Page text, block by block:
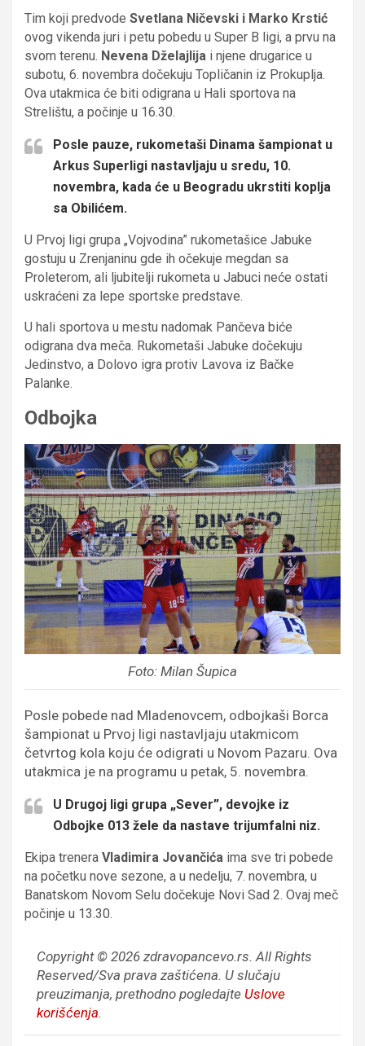
Tim koji predvode Svetlana Ničevski i Marko Krstić
ovog vikenda juri i petu pobedu u Super B ligi, a prvu na
svom terenu. Nevena Dželajlija i njene drugarice u
subotu, 6. novembra dočekuju Topličanin iz Prokuplja.
Ova utakmica će biti odigrana u Hali sportova na
Strelištu, a počinje u 16.30.
Posle pauze, rukometaši Dinama šampionat u
Arkus Superligi nastavljaju u sredu, 10.
novembra, kada će u Beogradu ukrstiti koplja
sa Obilićem.
U Prvoj ligi grupa „Vojvodina” rukometašice Jabuke
gostuju u Zrenjaninu gde ih očekuje megdan sa
Proleterom, ali ljubitelji rukometa u Jabuci neće ostati
uskraćeni za lepe sportske predstave.
U hali sportova u mestu nadomak Pančeva biće
odigrana dva meča. Rukometaši Jabuke dočekuju
Jedinstvo, a Dolovo igra protiv Lavova iz Bačke
Palanke.
Odbojka
Foto: Milan Šupica
Posle pobede nad Mladenovcem, odbojkaši Borca
šampionat u Prvoj ligi nastavljaju utakmicom
četvrtog kola koju će odigrati u Novom Pazaru. Ova
utakmica je na programu u petak, 5. novembra.
U Drugoj ligi grupa „Sever”, devojke iz
Odbojke 013 žele da nastave trijumfalni niz.
Ekipa trenera Vladimira Jovančića ima sve tri pobede
na početku nove sezone, a u nedelju, 7. novembra, u
Banatskom Novom Selu dočekuje Novi Sad 2. Ovaj meč
počinje u 13.30.
Copyright © 2026 zdravopancevo.rs. All Rights
Reserved/Sva prava zaštićena. U slučaju
preuzimanja, prethodno pogledajte Uslove
korišćenja.